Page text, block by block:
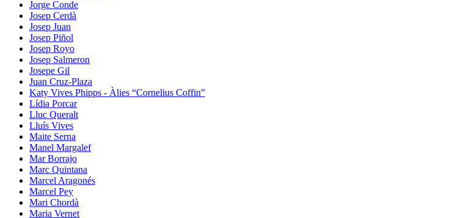
Jorge Conde
Josep Cerdà
Josep Juan
Josep Piñol
Josep Royo
Josep Salmeron
Josepe Gil
Juan Cruz-Plaza
Katy Vives Phipps - Àlies “Cornelius Coffin”
Lídia Porcar
Lluc Queralt
Lluís Vives
Maite Serna
Manel Margalef
Mar Borrajo
Marc Quintana
Marcel Aragonés
Marcel Pey
Mari Chordà
Maria Vernet